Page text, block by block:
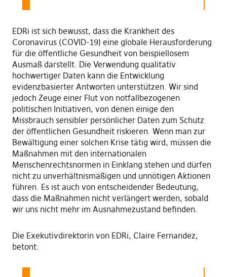
EDRi ist sich bewusst, dass die Krankheit des
Coronavirus (COVID-19) eine globale Herausforderung
für die öffentliche Gesundheit von beispiellosem
Ausmaß darstellt. Die Verwendung qualitativ
hochwertiger Daten kann die Entwicklung
evidenzbasierter Antworten unterstützen. Wir sind
jedoch Zeuge einer Flut von notfallbezogenen
politischen Initiativen, von denen einige den
Missbrauch sensibler persönlicher Daten zum Schutz
der öffentlichen Gesundheit riskieren. Wenn man zur
Bewältigung einer solchen Krise tätig wird, müssen die
Maßnahmen mit den internationalen
Menschenrechtsnormen in Einklang stehen und dürfen
nicht zu unverhältnismäßigen und unnötigen Aktionen
führen. Es ist auch von entscheidender Bedeutung,
dass die Maßnahmen nicht verlängert werden, sobald
wir uns nicht mehr im Ausnahmezustand befinden.
Die Exekutivdirektorin von EDRi, Claire Fernandez,
betont: